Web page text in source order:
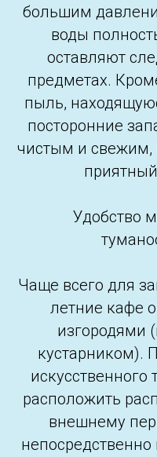
большим
воды
оставляют
предметах.
пыль,
посторонние
чистым и свежим,
Удобство
Чаще всего для
летние кафе
изгородями
кустарником).
искусственного
расположить
внешнему